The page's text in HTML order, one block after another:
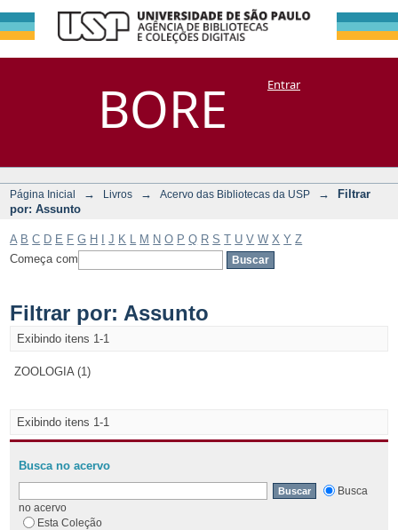
BORE
Filtrar por:
Assunto
DSpace/Manakin + CoriscoEntrar
Página Inicial → Livros → Acervo das Bibliotecas da USP →
Filtrar
por: Assunto
A B C D E F G H J K M N O P Q R S T U V W X Y Z
Começa com
Filtrar por: Assunto
Exibindo itens 1-1
ZOOLOGIA (1)
Exibindo itens 1-1
Busca no acervo
Busca
no acervo
Esta Coleção